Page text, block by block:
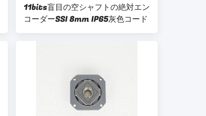
11bits盲目の空シャフトの絶対エン
コーダーSSI 8mm IP65灰色コード